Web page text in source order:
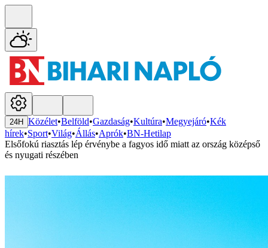
24H Közélet•Belföld•Gazdaság•Kultúra•Megyejáró•Kék
hírek•Sport•Világ•Állás•Aprók•BN-Hetilap
Elsőfokú riasztás lép érvénybe a fagyos idő miatt az ország középső
és nyugati részében